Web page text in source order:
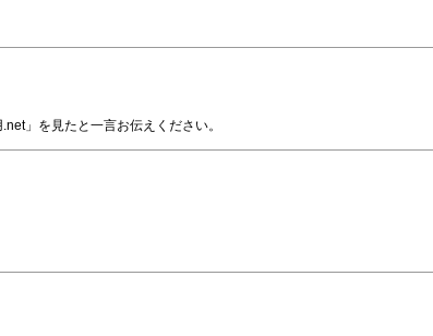
」を見たと一言お伝えください。